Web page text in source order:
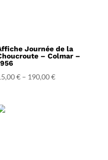
Journée de la
– Colmar –
€ – 190,00€